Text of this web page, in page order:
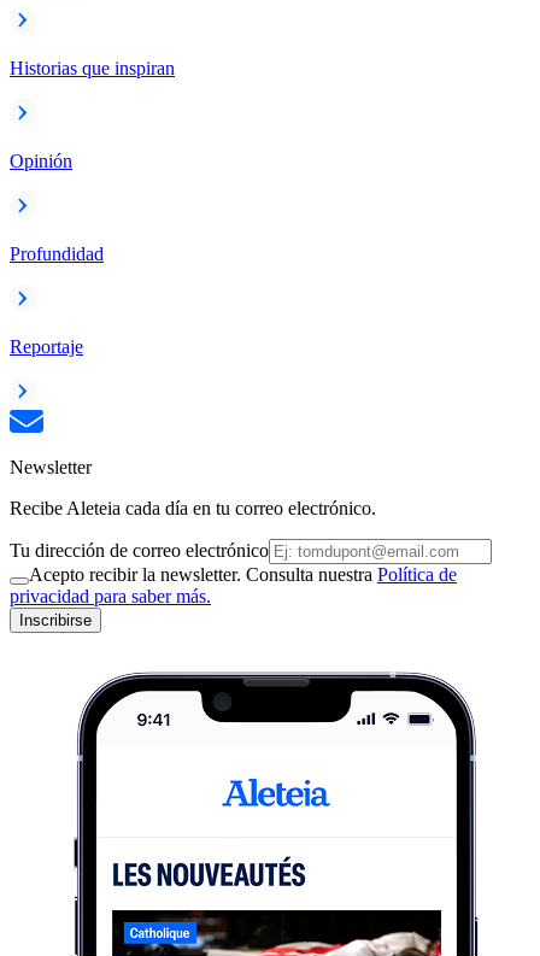
Historias que inspiran
Opinión
Profundidad
Reportaje
Newsletter
Recibe Aleteia cada día en tu correo electrónico.
Tu dirección de correo electrónico
Acepto recibir la newsletter. Consulta nuestra Política de
privacidad para saber más.
Inscribirse